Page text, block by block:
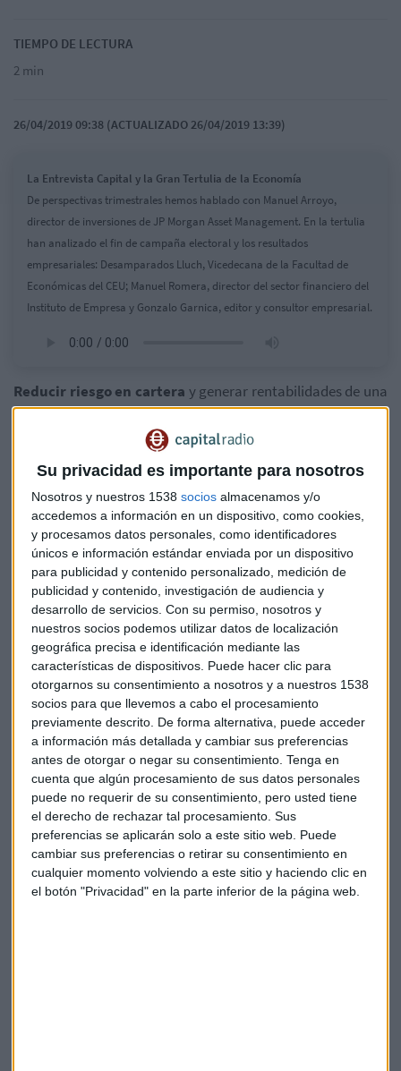
Su privacidad es importante para nosotros
Nosotros y nuestros 1538 socios almacenamos y/o
accedemos a información en un dispositivo, como cookies,
y procesamos datos personales, como identificadores
únicos e información estándar enviada por un dispositivo
para publicidad y contenido personalizado, medición de
publicidad y contenido, investigación de audiencia y
desarrollo de servicios. Con su permiso, nosotros y
nuestros socios podemos utilizar datos de localización
geográfica precisa e identificación mediante las
características de dispositivos. Puede hacer clic para
otorgarnos su consentimiento a nosotros y a nuestros 1538
socios para que llevemos a cabo el procesamiento
previamente descrito. De forma alternativa, puede acceder
a información más detallada y cambiar sus preferencias
antes de otorgar o negar su consentimiento. Tenga en
cuenta que algún procesamiento de sus datos personales
puede no requerir de su consentimiento, pero usted tiene
el derecho de rechazar tal procesamiento. Sus
preferencias se aplicarán solo a este sitio web. Puede
cambiar sus preferencias o retirar su consentimiento en
cualquier momento volviendo a este sitio y haciendo clic en
el botón "Privacidad" en la parte inferior de la página web.
TIEMPO DE LECTURA
2 min
26/04/2019 09:38 (ACTUALIZADO 26/04/2019 13:39)
La Entrevista Capital y la Gran Tertulia de la Economía
De perspectivas trimestrales hemos hablado con Manuel Arroyo,
director de inversiones de JP Morgan Asset Management. En la tertulia
han analizado el fin de campaña electoral y los resultados
empresariales: Desamparados Lluch, Vicedecana de la Facultad de
Económicas del CEU; Manuel Romera, director del sector financiero del
Instituto de Empresa y Gonzalo Garnica, editor y consultor empresarial.
Reducir riesgo en cartera y generar rentabilidades de una
forma menos correlacionada con el mercado. Es la
recomendación de Manuel Arroyo, director de inversiones
JP Morgan Asset Management
mercado: “Hemos pasado demasiado rápido de una
depresión y pánico a finales del año pasado, a la euforia de
este primer trimestre”.
Ha sido la “recuperación más rápida de la historia” e igual
que “no estaba justificada la caída tan brusca del año
pasado, es difícil seguir con rentabilidades como las que
estamos viendo ahora”. Los datos macro están
sorprendiendo positivamente yalejan el riesgo de
recesión. El mercado reconoce un escenario algo más
positivo de lo previsto e incluso los resultados
empresariales, peores en general a los del año pasado, son
mejores de lo previsto hace unos meses.
¿Y ahora qué?Las cuentas de las empresas
determinarán la evolución del mercado , según Arroyo,
pero hay que tener en cuenta que “el mercado está cada vez
más caro” y tarde o temprano la temida recesión llegará.
Por ello, JP Morgan AM recomienda estrategias más
defensivas. “Son estrategias con menos direccionalidad,